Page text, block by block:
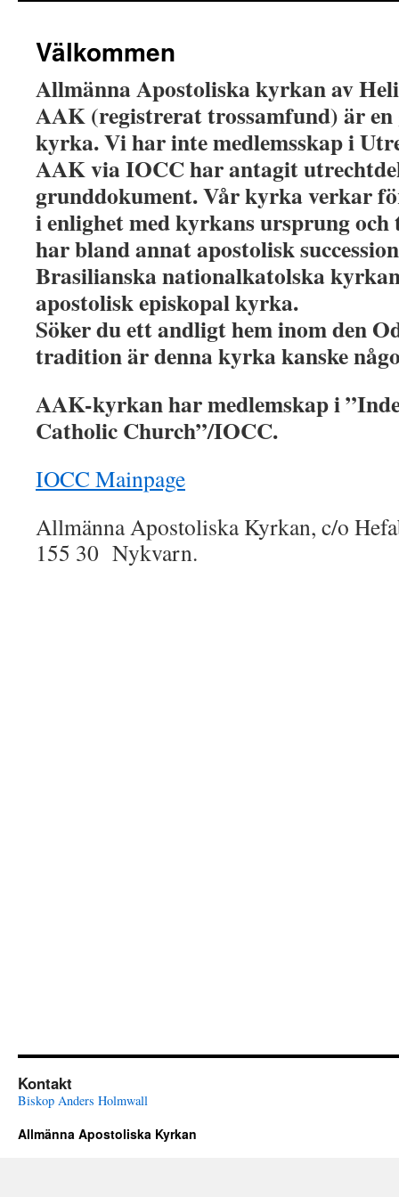
Välkommen
Allmänna Apostoliska kyrkan av
AAK (registrerat trossamfund) är
kyrka. Vi har inte medlemsskap i
AAK via IOCC har antagit
grunddokument. Vår kyrka verkar
i enlighet med kyrkans ursprung
har bland annat apostolisk
Brasilianska nationalkatolska
apostolisk episkopal kyrka.
Söker du ett andligt hem inom den
tradition är denna kyrka kanske
AAK-kyrkan har medlemskap i
Catholic Church”/IOCC.
IOCC Mainpage
Allmänna Apostoliska Kyrkan, c/o
155 30 Nykvarn.
Kontakt
Biskop Anders Holmwall
Allmänna Apostoliska Kyrkan